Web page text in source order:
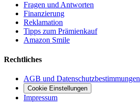
Fragen und Antworten
Finanzierung
Reklamation
Tipps zum Prämienkauf
Amazon Smile
Rechtliches
AGB und Datenschutzbestimmungen
Cookie Einstellungen
Impressum